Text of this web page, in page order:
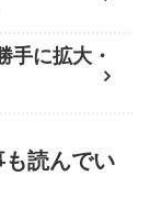
手に拡大・
読んでい